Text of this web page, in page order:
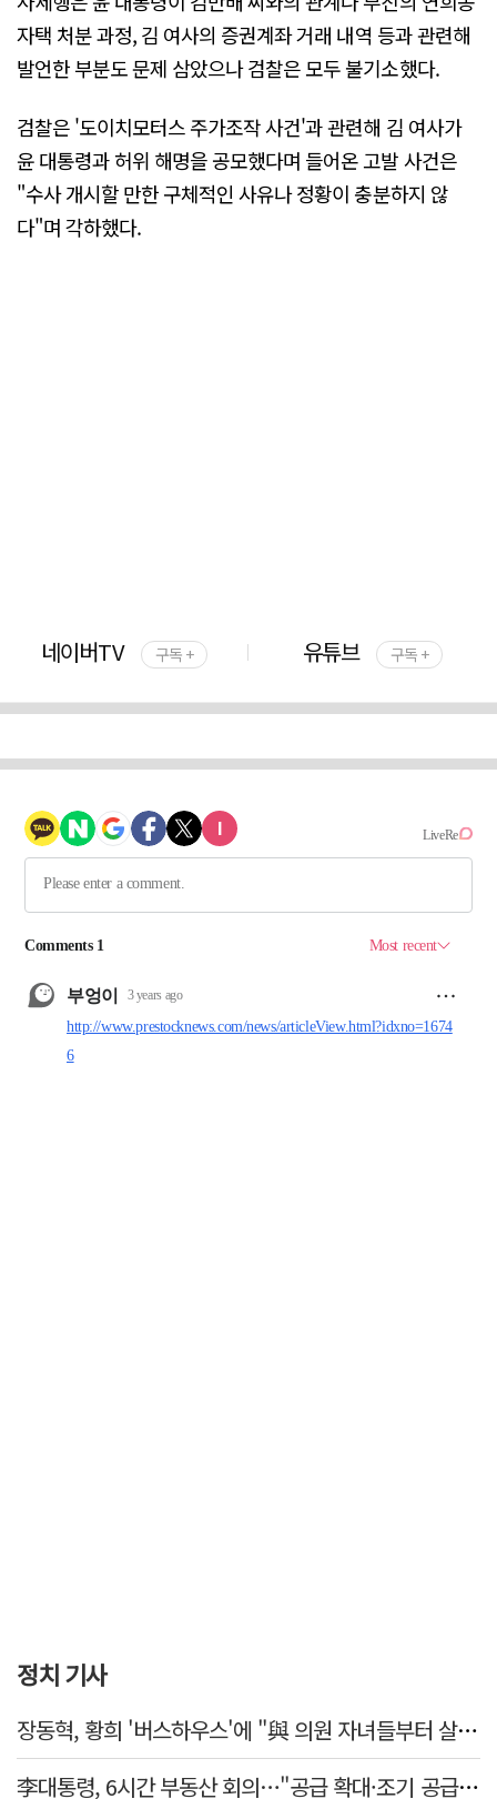
자택 처분 과정, 김 여사의 증권계좌 거래 내역 등과 관련해
발언한 부분도 문제 삼았으나 검찰은 모두 불기소했다.
검찰은 '도이치모터스 주가조작 사건'과 관련해 김 여사가
윤 대통령과 허위 해명을 공모했다며 들어온 고발 사건은
"수사 개시할 만한 구체적인 사유나 정황이 충분하지 않
다"며 각하했다.
네이버TV 구독 + 유튜브 구독 +
정치 기사
장동혁, 황희 '버스하우스'에 "與 의원 자녀들부터 살아보면 어떨까?"
李대통령, 6시간 부동산 회의…"공급 확대·조기 공급 과감히 실천"